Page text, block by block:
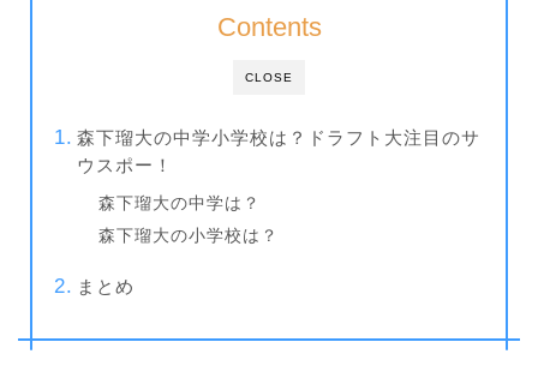
CLOSE
Contents
森下瑠大の中学小学校は？ドラフト大注目のサ
ウスポー！
森下瑠大の中学は？
森下瑠大の小学校は？
まとめ